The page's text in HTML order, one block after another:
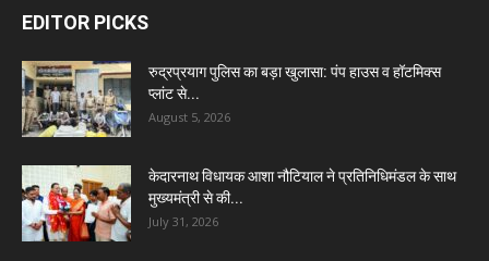
EDITOR PICKS
रुद्रप्रयाग पुलिस का बड़ा खुलासा: पंप हाउस व हॉटमिक्स
प्लांट से...
August 5, 2026
केदारनाथ विधायक आशा नौटियाल ने प्रतिनिधिमंडल के साथ
मुख्यमंत्री से की...
July 31, 2026